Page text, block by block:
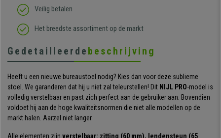
Veilig betalen
Het breedste assortiment op de markt
Gedetailleerde beschrijving
Heeft u een nieuwe bureaustoel nodig? Kies dan voor deze sublieme
stoel. We garanderen dat hij u niet zal teleurstellen! Dit NIJL PRO-model is
volledig verstelbaar en past zich perfect aan de gebruiker aan. Bovendien
voldoet hij aan de hoge kwaliteitsnormen die niet alle modellen op de
markt halen. Aarzel niet langer.
Alle elementen zijn verstelbaar: zitting (60 mm), lendensteun (65